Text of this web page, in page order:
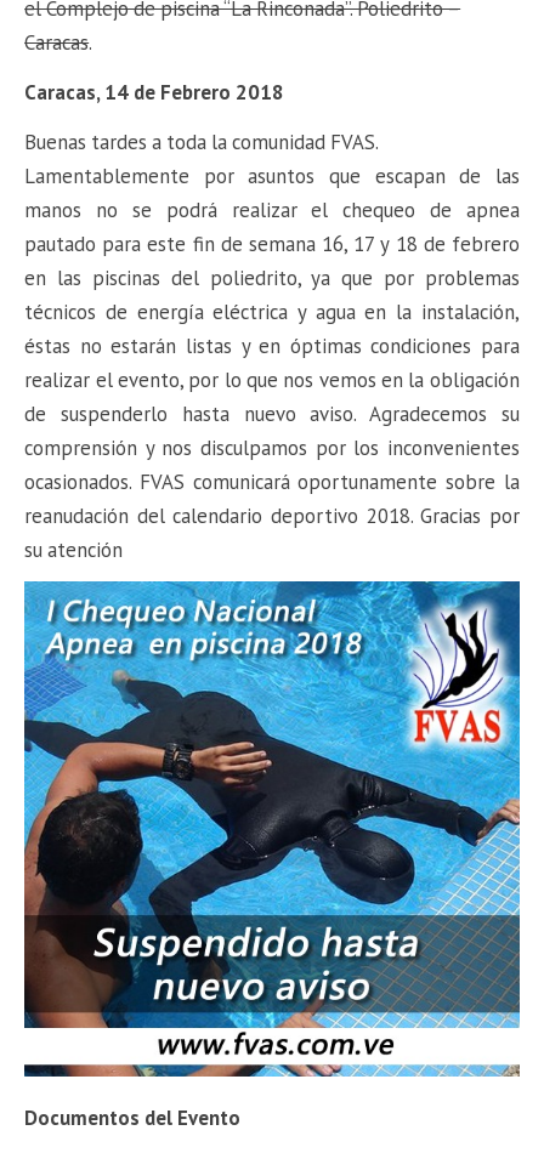
el Complejo de piscina “La Rinconada”. Poliedrito –
Caracas.
Caracas, 14 de Febrero 2018
Buenas tardes a toda la comunidad FVAS.
Lamentablemente por asuntos que escapan de las
manos no se podrá realizar el chequeo de apnea
pautado para este fin de semana 16, 17 y 18 de febrero
en las piscinas del poliedrito, ya que por problemas
técnicos de energía eléctrica y agua en la instalación,
éstas no estarán listas y en óptimas condiciones para
realizar el evento, por lo que nos vemos en la obligación
de suspenderlo hasta nuevo aviso. Agradecemos su
comprensión y nos disculpamos por los inconvenientes
ocasionados. FVAS comunicará oportunamente sobre la
reanudación del calendario deportivo 2018. Gracias por
su atención
Documentos del Evento